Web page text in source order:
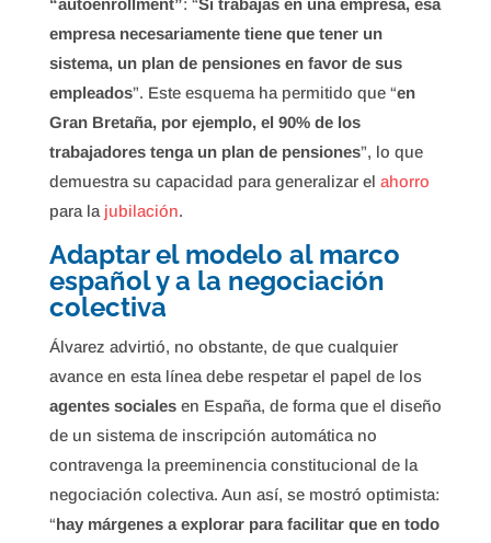
“autoenrollment”: “Si trabajas en una empresa, esa
empresa necesariamente tiene que tener un
sistema, un plan de pensiones en favor de sus
empleados”. Este esquema ha permitido que “en
Gran Bretaña, por ejemplo, el 90% de los
trabajadores tenga un plan de pensiones”, lo que
demuestra su capacidad para generalizar el ahorro
para la jubilación.
Adaptar el modelo al marco
español y a la negociación
colectiva
Álvarez advirtió, no obstante, de que cualquier
avance en esta línea debe respetar el papel de los
agentes socialesen España, de forma que el diseño
de un sistema de inscripción automática no
contravenga la preeminencia constitucional de la
negociación colectiva. Aun así, se mostró optimista:
“hay márgenes a explorar para facilitar que en todo